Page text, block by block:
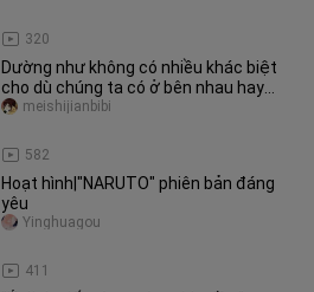
320
Dường như không có nhiều khác biệt
cho dù chúng ta có ở bên nhau hay
không ở bên nhau.
582
meishijianbibi
Hoạt hình|"NARUTO" phiên bản đáng
yêu
411
Yinghuagou